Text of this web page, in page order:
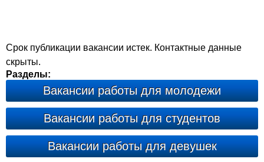
Срок публикации вакансии истек. Контактные данные
скрыты.
Разделы:
Вакансии работы для молодежи
Вакансии работы для студентов
Вакансии работы для девушек